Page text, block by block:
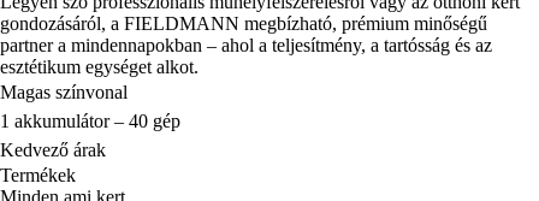
gondozásáról, a FIELDMANN megbízható, prémium minőségű
partner a mindennapokban – ahol a teljesítmény, a tartósság és az
esztétikum egységet alkot.
Magas színvonal
1 akkumulátor – 40 gép
Kedvező árak
Termékek
Minden ami kert